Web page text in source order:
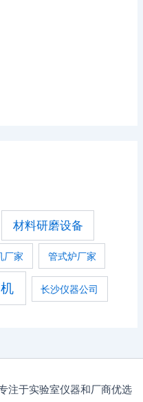
材料研磨设备
厂家 管式炉厂家
长沙仪器公司
注于实验室仪器和厂商优选